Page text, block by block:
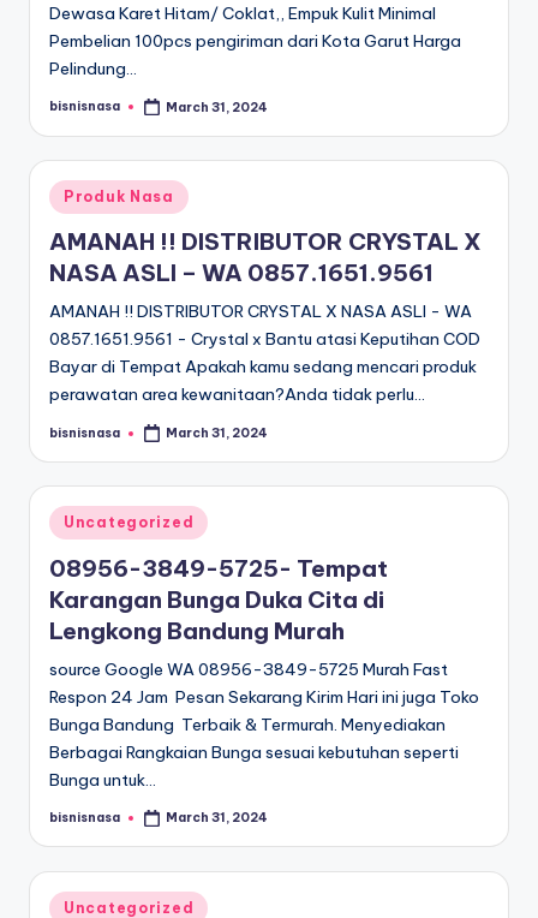
Dewasa Karet Hitam/ Coklat,, Empuk Kulit Minimal
Pembelian 100pcs pengiriman dari Kota Garut Harga
Pelindung…
Posted
bisnisnasa March 31, 2024
Posted
in
Produk Nasa
AMANAH !! DISTRIBUTOR CRYSTAL X
NASA ASLI – WA 0857.1651.9561
AMANAH !! DISTRIBUTOR CRYSTAL X NASA ASLI - WA
0857.1651.9561 - Crystal x Bantu atasi Keputihan COD
Bayar di Tempat Apakah kamu sedang mencari produk
perawatan area kewanitaan?Anda tidak perlu…
Posted
bisnisnasa March 31, 2024
Posted
in
Uncategorized
08956-3849-5725- Tempat
Karangan Bunga Duka Cita di
Lengkong Bandung Murah
source Google WA 08956-3849-5725 Murah Fast
Respon 24 Jam Pesan Sekarang Kirim Hari ini juga Toko
Bunga Bandung Terbaik & Termurah. Menyediakan
Berbagai Rangkaian Bunga sesuai kebutuhan seperti
Bunga untuk…
Posted
bisnisnasa March 31, 2024
Posted
Uncategorized